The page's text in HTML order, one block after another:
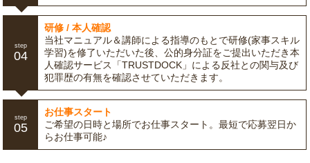
step
04
研修 / 本人確認
当社マニュアル＆講師による指導のもとで研修(家事スキル
学習)を修了いただいた後、公的身分証をご提出いただき本
人確認サービス「TRUSTDOCK」による反社との関与及び
犯罪歴の有無を確認させていただきます。
step
05
お仕事スタート
ご希望の日時と場所でお仕事スタート。最短で応募翌日か
らお仕事可能♪